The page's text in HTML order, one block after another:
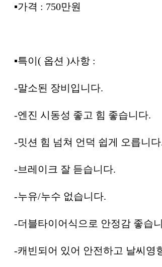
▪︎가격 : 750만원
▪︎특이( 옵션 )사항 :
-말소된 장비입니다.
-엔진 시동성 좋고 힘 좋습니다.
-밋션 힘 넘쳐 언덕 쉽게 오릅니
-브레이크 잘 듣습니다.
-누유/누수 없습니다.
-더블타이어식으로 안정감 좋습
-캐빈되어 있어 안전하고 날씨영